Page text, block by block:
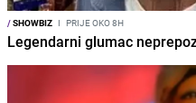
/SHOWBIZ I PRIJE OKO 8H
Legendarni glumac